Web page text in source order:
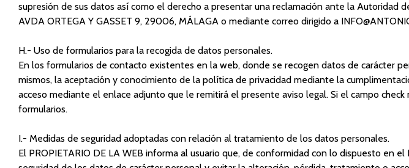
supresión de sus datos así como el derecho a presentar una reclamación ante la Autoridad
AVDA ORTEGA Y GASSET 9, 29006, MÁLAGA o mediante correo dirigido a
H.- Uso de formularios para la recogida de datos personales.
En los formularios de contacto existentes en la web, donde se recogen datos de carácter
mismos, la aceptación y conocimiento de la política de privacidad mediante la
acceso mediante el enlace adjunto que le remitirá el presente aviso legal. Si el campo
formularios.
I.- Medidas de seguridad adoptadas con relación al tratamiento de los datos personales.
El PROPIETARIO DE LA WEB informa al usuario que, de conformidad con lo dispuesto en